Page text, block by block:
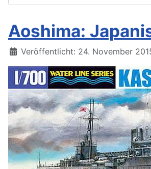
Aoshima:
Details
Veröffentlicht: 24. November